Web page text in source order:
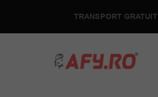
TRANSPORT GRATUIT